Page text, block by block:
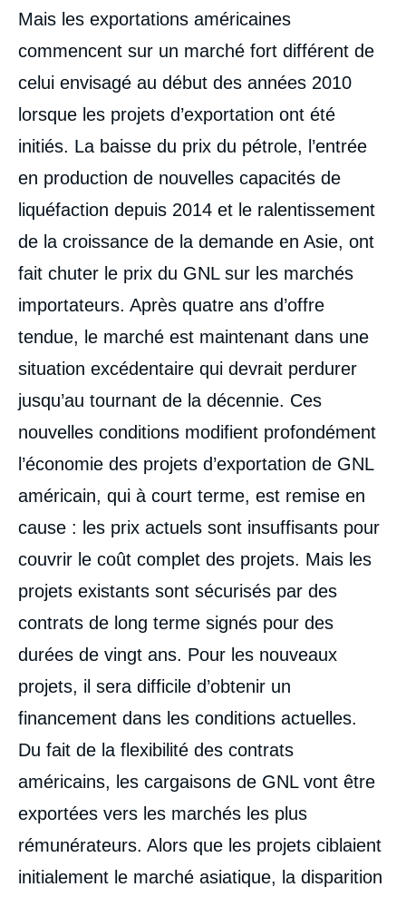
Mais les exportations américaines
commencent sur un marché fort différent de
celui envisagé au début des années 2010
lorsque les projets d’exportation ont été
initiés. La baisse du prix du pétrole, l’entrée
en production de nouvelles capacités de
liquéfaction depuis 2014 et le ralentissement
de la croissance de la demande en Asie, ont
fait chuter le prix du GNL sur les marchés
importateurs. Après quatre ans d’offre
tendue, le marché est maintenant dans une
situation excédentaire qui devrait perdurer
jusqu’au tournant de la décennie. Ces
nouvelles conditions modifient profondément
l’économie des projets d’exportation de GNL
américain, qui à court terme, est remise en
cause : les prix actuels sont insuffisants pour
couvrir le coût complet des projets. Mais les
projets existants sont sécurisés par des
contrats de long terme signés pour des
durées de vingt ans. Pour les nouveaux
projets, il sera difficile d’obtenir un
financement dans les conditions actuelles.
Du fait de la flexibilité des contrats
américains, les cargaisons de GNL vont être
exportées vers les marchés les plus
rémunérateurs. Alors que les projets ciblaient
initialement le marché asiatique, la disparition